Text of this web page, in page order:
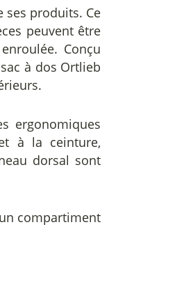
produits. Ce
peuvent être
Conçu
à dos Ortlieb
ergonomiques
à la ceinture,
dorsal sont
compartiment